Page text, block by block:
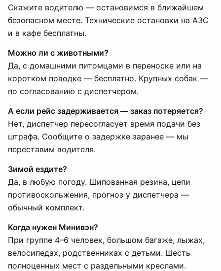
Скажите водителю — остановимся в ближайшем
безопасном месте. Технические остановки на АЗС
и в кафе бесплатны.
Можно ли с животными?
Да, с домашними питомцами в переноске или на
коротком поводке — бесплатно. Крупных собак —
по согласованию с диспетчером.
А если рейс задерживается — заказ потеряется?
Нет, диспетчер пересогласует время подачи без
штрафа. Сообщите о задержке заранее — мы
переставим водителя.
Зимой ездите?
Да, в любую погоду. Шипованная резина, цепи
противоскольжения, прогноз у диспетчера —
обычный комплект.
Когда нужен Минивэн?
При группе 4–6 человек, большом багаже, лыжах,
велосипедах, родственниках с детьми. Шесть
полноценных мест с раздельными креслами.